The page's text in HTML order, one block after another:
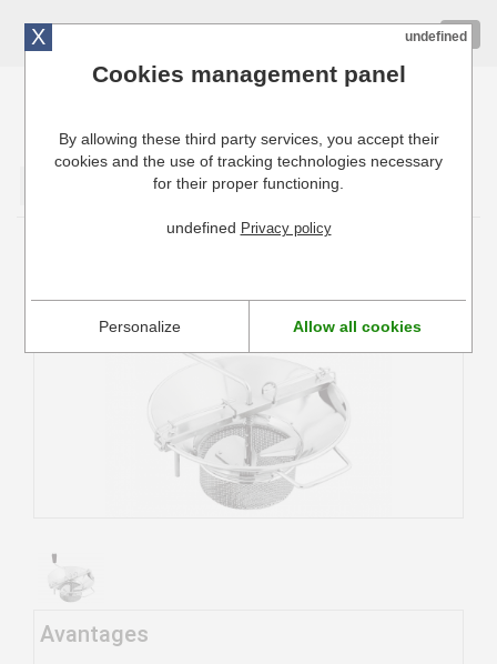
Cuisinresto: Ustensiles de cuisine pour professionnels
Avantages
X undefined
Cookies management panel
By allowing these third party services, you accept their
cookies and the use of tracking technologies necessary
for their proper functioning.
undefined Privacy policy
Personalize Allow all cookies